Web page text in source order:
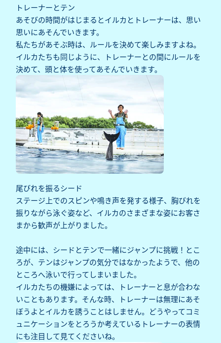
トレーナーとテン
あそびの時間がはじまるとイルカとトレーナーは、思い
思いにあそんでいきます。
私たちがあそぶ時は、ルールを決めて楽しみますよね。
イルカたちも同じように、トレーナーとの間にルールを
決めて、頭と体を使ってあそんでいきます。
尾びれを振るシード
ステージ上でのスピンや鳴き声を発する様子、胸びれを
振りながら泳ぐ姿など、イルカのさまざまな姿にお客さ
まから歓声が上がりました。
途中には、シードとテンで一緒にジャンプに挑戦！とこ
ろが、テンはジャンプの気分ではなかったようで、他の
ところへ泳いで行ってしまいました。
イルカたちの機嫌によっては、トレーナーと息が合わな
いこともあります。そんな時、トレーナーは無理にあそ
ぼうよとイルカを誘うことはしません。どうやってコミ
ュニケーションをとろうか考えているトレーナーの表情
にも注目して見てくださいね。